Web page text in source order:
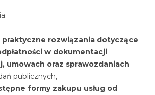
praktyczne rozwiązania dotyczące
w dokumentacji
umowach oraz sprawozdaniach
publicznych,
formy zakupu usług od